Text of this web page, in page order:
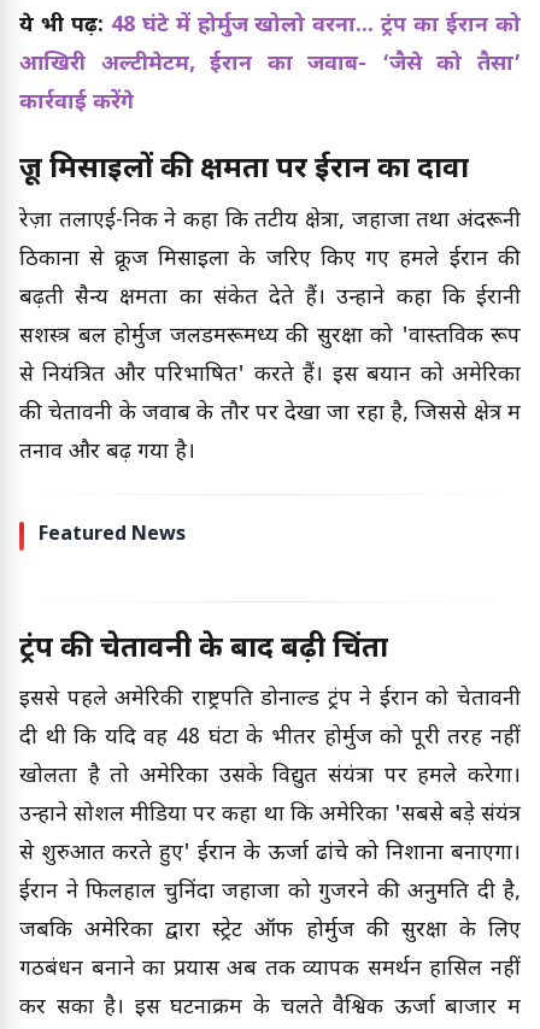
ये भी पढ़ें: 48 घंटे में होर्मुज खोलो वरना... ट्रंप का ईरान को
आखिरी अल्टीमेटम, ईरान का जवाब- ‘जैसे को तैसा’
कार्रवाई करेंगे
क्रूज मिसाइलों की क्षमता पर ईरान का दावा
रेज़ा तलाएई-निक ने कहा कि तटीय क्षेत्रों, जहाजों तथा अंदरूनी
ठिकानों से क्रूज मिसाइलों के जरिए किए गए हमले ईरान की
बढ़ती सैन्य क्षमता का संकेत देते हैं। उन्होंने कहा कि ईरानी
सशस्त्र बल होर्मुज जलडमरूमध्य की सुरक्षा को 'वास्तविक रूप
से नियंत्रित और परिभाषित' करते हैं। इस बयान को अमेरिका
की चेतावनी के जवाब के तौर पर देखा जा रहा है, जिससे क्षेत्र में
तनाव और बढ़ गया है।
Featured News
ट्रंप की चेतावनी के बाद बढ़ी चिंता
इससे पहले अमेरिकी राष्ट्रपति डोनाल्ड ट्रंप ने ईरान को चेतावनी
दी थी कि यदि वह 48 घंटों के भीतर होर्मुज को पूरी तरह नहीं
खोलता है तो अमेरिका उसके विद्युत संयंत्रों पर हमले करेगा।
उन्होंने सोशल मीडिया पर कहा था कि अमेरिका 'सबसे बड़े संयंत्र
से शुरुआत करते हुए' ईरान के ऊर्जा ढांचे को निशाना बनाएगा।
ईरान ने फिलहाल चुनिंदा जहाजों को गुजरने की अनुमति दी है,
जबकि अमेरिका द्वारा स्ट्रेट ऑफ होर्मुज की सुरक्षा के लिए
गठबंधन बनाने का प्रयास अब तक व्यापक समर्थन हासिल नहीं
कर सका है। इस घटनाक्रम के चलते वैश्विक ऊर्जा बाजार में